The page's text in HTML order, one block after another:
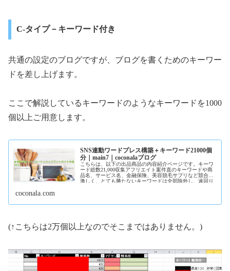
C-タイプ－キーワード付き
共通の設定のブログですが、ブログを書くためのキーワー
ドを差し上げます。
ここで解説しているキーワードのようなキーワードを1000
個以上ご用意します。
SNS連動ワードプレス構築＋キーワード21000個
分｜main7｜coconalaブログ
こちらは、以下の出品商品の内容紹介ページです。キーワ
ード総数21,000収集アフリエイト案件直のキーワードや商
品名、サービス名、金融保険、美容脱毛サプリなど競合が
激しく、とても勝たないキーワードは全部除外し、遠回り
coconala.com
(↑こちらは2万個以上なのでそこまではありません。)